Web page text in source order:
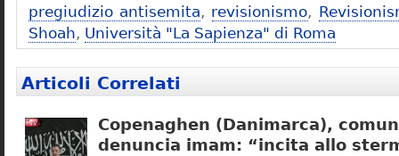
pregiudizio antisemita, revisionismo,
Shoah, Università "La Sapienza" di Roma
Articoli Correlati
Copenaghen (Danimarca),
denuncia imam: “incita allo